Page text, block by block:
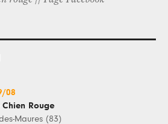
08
Chien Rouge
Maures (83)